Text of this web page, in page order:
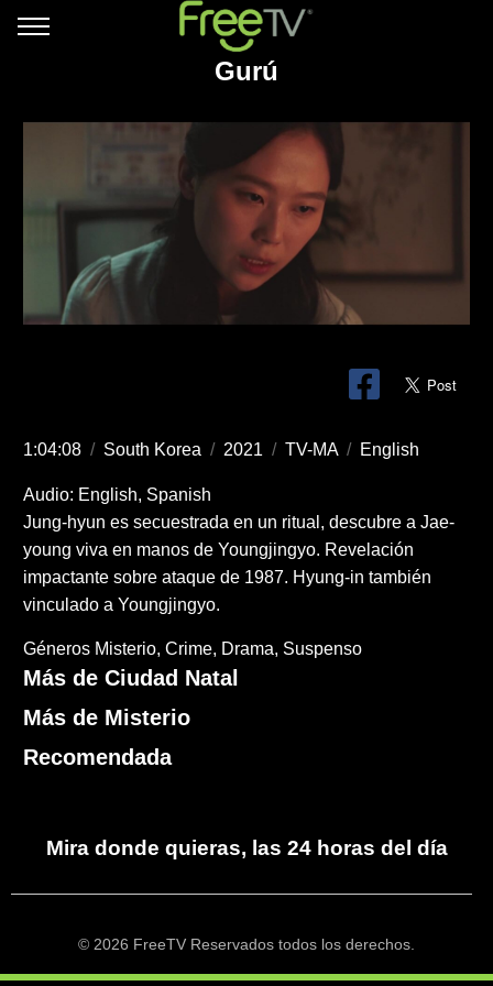
Gurú
1:04:08 / South Korea / 2021 / TV-MA / English
Audio: English, Spanish
Jung-hyun es secuestrada en un ritual, descubre a Jae-
young viva en manos de Youngjingyo. Revelación
impactante sobre ataque de 1987. Hyung-in también
vinculado a Youngjingyo.
Géneros Misterio Crime Drama Suspenso
Más de Ciudad Natal
Más de Misterio
Recomendada
Mira donde quieras, las 24 horas del día
© 2026 FreeTV Reservados todos los derechos.